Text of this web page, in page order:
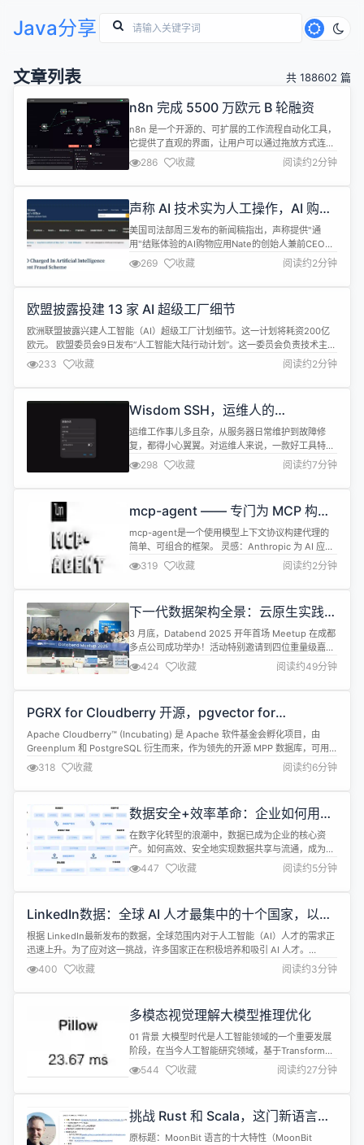
Java分享
文章列表 共 188602 篇
n8n 完成 5500 万欧元 B 轮融资
n8n 是一个开源的、可扩展的工作流程自动化工具，
它提供了直观的界面，让用户可以通过拖放方式连接
不同的应用程序和服务，从而创建自定义的自动化流
程。 n8n 支持 400+ 应用和服务集成，包括各种常
见的应用程序和服务，如 Google、Slack、
由 Highland Europe 领投的 55...
286 收藏 阅读约2分钟
声称 AI 技术实为人工操作，AI 购物
应用创始人被控欺诈
美国司法部周三发布的新闻稿指出，声称提供"通
用"结账体验的AI购物应用Nate的创始人兼前CEO
Albert Saniger 被指控欺诈投资者。 Nate成立于
2018年，曾从Coatue和Forerunner Ventures等机
构筹集超过5000万美元资金，包括2021年由
该公司声称其应...
269 收藏 阅读约2分钟
欧盟披露投建 13 家 AI 超级工厂细节
欧洲联盟披露兴建人工智能（AI）超级工厂计划细节。这一计划将耗资200亿
欧元。 欧盟委员会9日发布“人工智能大陆行动计划”。这一委员会负责技术主权
等事务的执行副主席汉娜·维尔库宁在声明中说，在使欧洲更具竞争力、更安全
并拥有更多技术主权方面，AI技术处于核心地位，“全球AI竞赛远未结束”。 英
国《卫报》9日报道，欧盟已着手落实一项计划，建设13家AI超级工厂。...
233 收藏 阅读约2分钟
Wisdom SSH，运维人的
“Cursor”，部署 Jenkins 详细使用
教程
运维工作事儿多且杂，从服务器日常维护到故障修
复，都得小心翼翼。对运维人来说，一款好工具特别
重要。编程人员有 Cursor 帮忙，咱们运维人也有类
似的，就是 Wisdom SSH，它能让运维变得轻松
Wisdom SSH 作为一款集成 AI 的现代化 SSH 终端
你逐步介绍如何使用 Wisdom SSH 完...
298 收藏 阅读约7分钟
mcp-agent —— 专门为 MCP 构建
的 AI 框架
mcp-agent是一个使用模型上下文协议构建代理的
简单、可组合的框架。 灵感：Anthropic 为 AI 应用
程序开发人员宣布了两项基础更新： 模型上下文协
议- 一种标准化接口，允许任何软件通过 MCP 服务
器被 AI 助手访问。 构建有效代理- 关于构建可用于
mcp-agent将这两个基础部分放入 A...
319 收藏 阅读约2分钟
下一代数据架构全景：云原生实践、
行业解法与 AI 底座 | Databend
Meetup 成都站回顾
3 月底，Databend 2025 开年首场 Meetup 在成都
多点公司成功举办！活动特别邀请到四位重量级嘉
宾：多点科技数据库架构师王春涛、多点DMALL数
据平台负责人李铭、Databend联合创始人吴炳锡，
以及鹏城实验室王璞博士。在春日的蓉城，嘉宾们与
和技术爱好者们齐聚一堂，展开了一场深度技术交
流，共话云原...
424 收藏 阅读约49分钟
PGRX for Cloudberry 开源，pgvector for
Cloudberry 升级到 0.8.0
Apache Cloudberry™ (Incubating) 是 Apache 软件基金会孵化项目，由
Greenplum 和 PostgreSQL 衍生而来，作为领先的开源 MPP 数据库，可用
于建设企业级数据仓库，并适用于大规模分析和 AI/ML 工作负载。 GitHub:
https://github.com/apache/cloudberry H...
318 收藏 阅读约6分钟
数据安全+效率革命：企业如何用数
据门户破解数据孤岛？
在数字化转型的浪潮中，数据已成为企业的核心资
产。如何高效、安全地实现数据共享与流通，成为企
业数据治理的关键挑战。 数据门户作为连接数据生产
者与使用者的枢纽，通过标准化接口、权限管控和可
视化服务，为企业构建了一个安全、灵活的数据开放
能力，支持将结构化数据、API服务等资源统一管
理，并通过权限申请机制实现跨部门、跨...
447 收藏 阅读约5分钟
LinkedIn数据：全球 AI 人才最集中的十个国家，以色
列居首
根据 LinkedIn最新发布的数据，全球范围内对于人工智能（AI）人才的需求正
迅速上升。为了应对这一挑战，许多国家正在积极培养和吸引 AI 人才。
LinkedIn 通过其 “AI 人才集中度” 指标，分析了不同国家的 AI 人才供应情况，
以下是2024年 AI 人才浓度最高的十个国家。 首先，以色列在2024年的数据
显示，其 AI 人才占到全国劳动力的1....
400 收藏 阅读约3分钟
多模态视觉理解大模型推理优化
01 背景 大模型时代是人工智能领域的一个重要发展
阶段，在当今人工智能研究领域，基于Transformer
架构的多模态视觉理解大模型（VLM）在全世界范围
内引发了深度的技术关注。多模态视觉理解大模型的
主要创新在于将语言和视觉两种模态进行有效的对
于视觉输入的动态内容推理和复杂问题解答。可以应
用在房内家具家电识别、...
544 收藏 阅读约27分钟
挑战 Rust 和 Scala，这门新语言震
惊德国开发者
原标题：MoonBit 语言的十大特性（MoonBit